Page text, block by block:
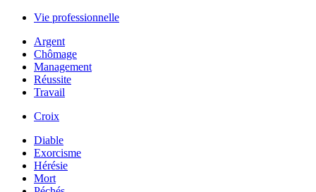
Vie professionnelle
Argent
Chômage
Management
Réussite
Travail
Croix
Diable
Exorcisme
Hérésie
Mort